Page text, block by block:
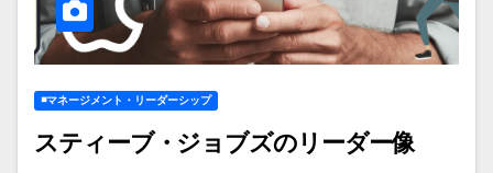
◾️マネージメント・リーダーシップ
スティーブ・ジョブズのリーダー像